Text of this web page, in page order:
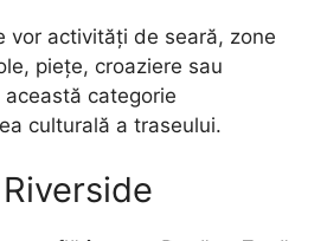
vor activități de seară, zone
piețe, croaziere sau
categorie
culturală a traseului.